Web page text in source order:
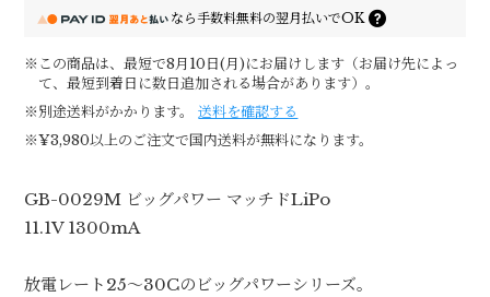
なら手数料無料の翌月払いでOK
※この商品は、最短で8月10日(月)にお届けします（お届け先によっ
て、最短到着日に数日追加される場合があります）。
※別途送料がかかります。
送料を確認する
※¥3,980以上のご注文で国内送料が無料になります。
GB-0029M ビッグパワー マッチドLiPo
11.1V 1300mA
放電レート25〜30Cのビッグパワーシリーズ。